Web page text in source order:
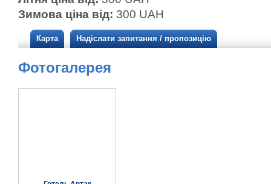
Зимова ціна від: 300 UAH
Карта Надіслати запитання / пропозицію
Фотогалерея